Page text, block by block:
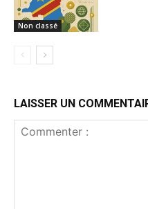
Non classé
LAISSER UN